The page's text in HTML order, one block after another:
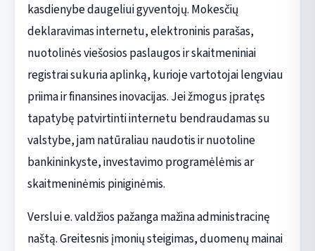
kasdienybe daugeliui gyventojų. Mokesčių
deklaravimas internetu, elektroninis parašas,
nuotolinės viešosios paslaugos ir skaitmeniniai
registrai sukuria aplinką, kurioje vartotojai lengviau
priima ir finansines inovacijas. Jei žmogus įpratęs
tapatybę patvirtinti internetu bendraudamas su
valstybe, jam natūraliau naudotis ir nuotoline
bankininkyste, investavimo programėlėmis ar
skaitmeninėmis piniginėmis.
Verslui e. valdžios pažanga mažina administracinę
naštą. Greitesnis įmonių steigimas, duomenų mainai